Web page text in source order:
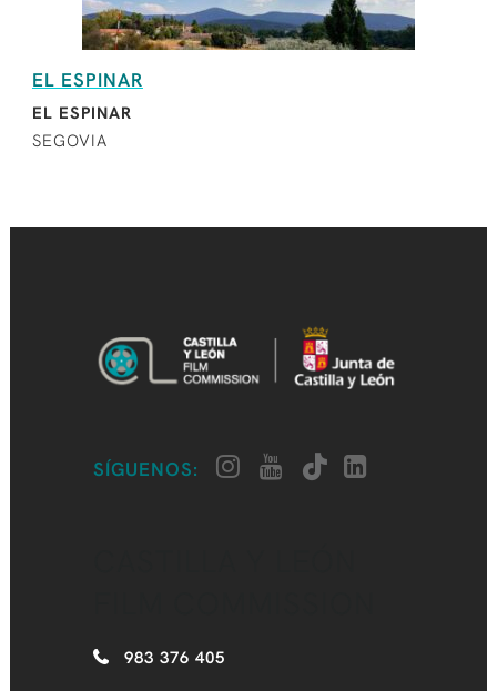
EL ESPINAR
EL ESPINAR
SEGOVIA
SÍGUENOS:
983 376 405